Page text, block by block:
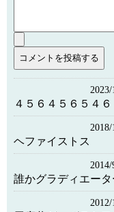
2023/
４５６４５６５４６
2018/
ヘファイストス
誰かグラディエー
2012/